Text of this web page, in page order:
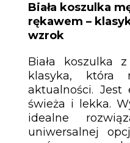
Biała koszulka
rękawem –
wzrok
Biała koszulka
klasyka,
aktualności. Jest
świeża i lekka.
idealne
uniwersalnej